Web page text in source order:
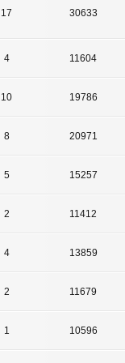
17 30633
4 11604
10 19786
8 20971
5 15257
2 11412
4 13859
2 11679
1 10596